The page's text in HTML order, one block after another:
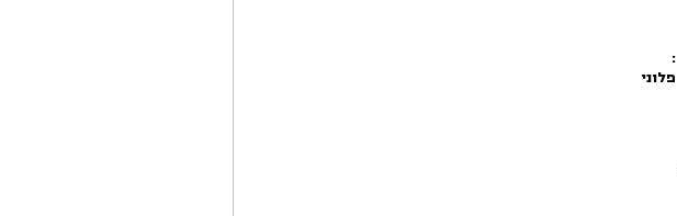
:
פלוני